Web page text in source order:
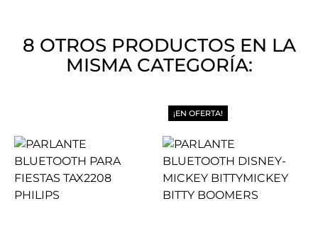
8 OTROS PRODUCTOS EN LA
MISMA CATEGORÍA:
¡EN OFERTA!